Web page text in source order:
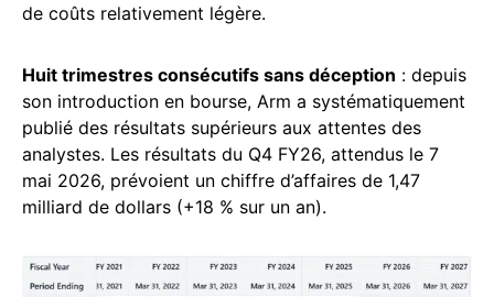
de coûts relativement légère.
Huit trimestres consécutifs sans déception : depuis
son introduction en bourse, Arm a systématiquement
publié des résultats supérieurs aux attentes des
analystes. Les résultats du Q4 FY26, attendus le 7
mai 2026, prévoient un chiffre d’affaires de 1,47
milliard de dollars (+18 % sur un an).